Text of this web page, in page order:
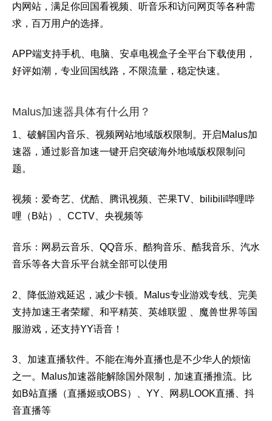
内网站，满足你回国看视频、听音乐和访问网页等各种需
求，百万用户的选择。
APP端支持手机、电脑、安卓电视盒子全平台下载使用，
好评如潮，专业回国线路，不限流量，稳定快速。
Malus加速器具体有什么用？
1、破解国内音乐、视频网站地域版权限制。开启Malus加
速器，通过影音加速一键开启突破海外地域版权限制问
题。
视频：爱奇艺、优酷、腾讯视频、芒果TV、bilibili哔哩哔
哩（B站）、CCTV、央视频等
音乐：网易云音乐、QQ音乐、酷狗音乐、酷我音乐、汽水
音乐等各大音乐平台就全部可以使用
2、降低游戏延迟，减少卡顿。Malus专业游戏专线、完美
支持加速王者荣耀、和平精英、英雄联盟 、魔兽世界等国
服游戏，还支持YY语音！
3、加速直播软件。 不能在海外直播也是不少华人的烦恼
之一。
Malus加速器能解除国外限制，加速直播推流。比
如B站直播（直播姬或OBS）、YY、网易LOOK直播、抖
音直播等